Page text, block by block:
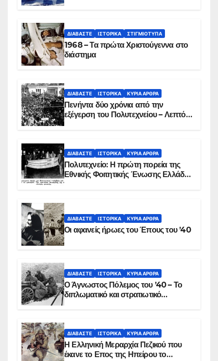
ΔΙΑΒΆΣΤΕ ΙΣΤΟΡΙΚΆ ΣΤΙΓΜΙΌΤΥΠΑ
1968 – Τα πρώτα Χριστούγεννα στο
διάστημα
ΔΙΑΒΆΣΤΕ ΙΣΤΟΡΙΚΆ ΚΥΡΙΑ ΑΡΘΡΑ
Πενήντα δύο χρόνια από την
εξέγερση του Πολυτεχνείου – Λεπτό
ΔΙΑΒΆΣΤΕ ΙΣΤΟΡΙΚΆ ΚΥΡΙΑ ΑΡΘΡΑ
Πολυτεχνείο: Η πρώτη πορεία της
Εθνικής Φοιτητικής Ένωσης Ελλάδος
ΔΙΑΒΆΣΤΕ ΙΣΤΟΡΙΚΆ ΚΥΡΙΑ ΑΡΘΡΑ
Οι αφανείς ήρωες του Έπους του ’40
ΔΙΑΒΆΣΤΕ ΙΣΤΟΡΙΚΆ ΚΥΡΙΑ ΑΡΘΡΑ
Ο Άγνωστος Πόλεμος του ’40 – Το
διπλωματικό και στρατιωτικό
ΔΙΑΒΆΣΤΕ ΙΣΤΟΡΙΚΆ ΚΥΡΙΑ ΑΡΘΡΑ
Η Ελληνική Μεραρχία Πεζικού που
έκανε το Επος της Ηπείρου το